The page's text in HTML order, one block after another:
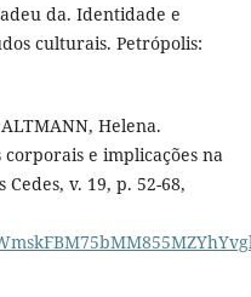
da. Identidade e
culturais. Petrópolis:
Helena.
e implicações na
v. 19, p. 52-68,